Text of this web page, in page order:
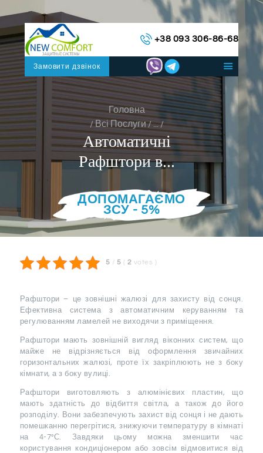
+38 093 306-86-68
Замовити дзвінок
Головна
Всі Послуги
...
Автоматичні
Рафштори в...
ДОПОМАГАЄМО
ЗСУ - 5%
ГОЛОВНА
КАТАЛОГ СИСТЕМ
ПРО НАС
КОНТАКТИ
УКРАЇНСЬКА
5 / 5 ( 2 votes )
Рафштори – це зовнішні жалюзі для захисту від сонця.
Ефективна система з автоматичним керуванням та
регулюванням ламелей не виходячи з приміщення.
Рафштори мають зовнішній вигляд віконних систем, що
майже не відрізняється від оформлення звичайних
горизонтальних жалюзі, проте їх закріплюють не з боку
кімнати, а з боку вулиці.
Рафштори виготовляють з алюмінієвих пластин, що
мають здатність до відбиття світла, а також до його
розподілу. Вони забезпечують захист від сонця і не дають
помешканню перегрітися, знижуючи температуру в кімнаті
на 4-7°С. Завдяки цьому можна зменшити час
користування кондиціонером або зовсім відмовитися від